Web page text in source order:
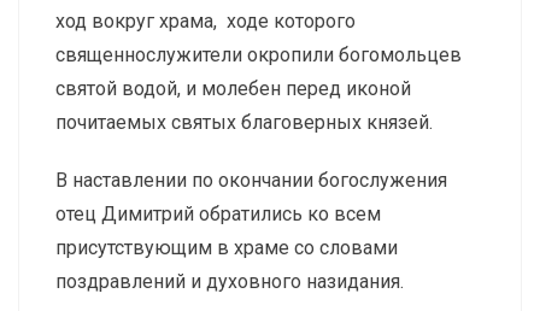
ход вокруг храма, ходе которого
священнослужители окропили богомольцев
святой водой, и молебен перед иконой
почитаемых святых благоверных князей.
В наставлении по окончании богослужения
отец Димитрий обратились ко всем
присутствующим в храме со словами
поздравлений и духовного назидания.